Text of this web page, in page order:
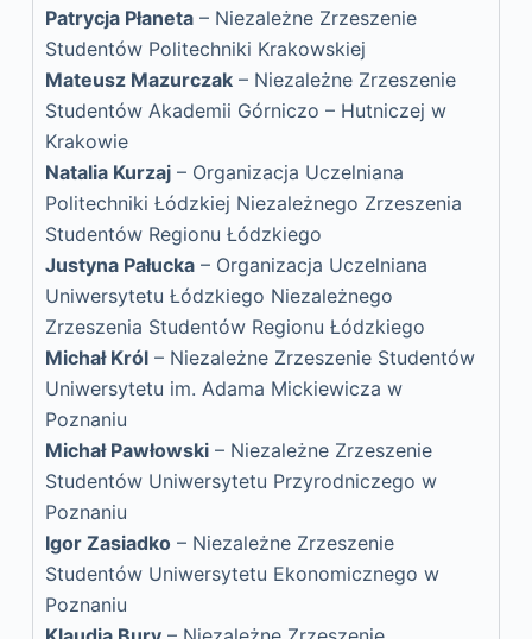
Patrycja Płaneta– Niezależne Zrzeszenie
Studentów Politechniki Krakowskiej
Mateusz Mazurczak– Niezależne Zrzeszenie
Studentów Akademii Górniczo – Hutniczej w
Krakowie
Natalia Kurzaj– Organizacja Uczelniana
Politechniki Łódzkiej Niezależnego Zrzeszenia
Studentów Regionu Łódzkiego
Justyna Pałucka– Organizacja Uczelniana
Uniwersytetu Łódzkiego Niezależnego
Zrzeszenia Studentów Regionu Łódzkiego
Michał Król– Niezależne Zrzeszenie Studentów
Uniwersytetu im. Adama Mickiewicza w
Poznaniu
Michał Pawłowski– Niezależne Zrzeszenie
Studentów Uniwersytetu Przyrodniczego w
Poznaniu
Igor Zasiadko– Niezależne Zrzeszenie
Studentów Uniwersytetu Ekonomicznego w
Poznaniu